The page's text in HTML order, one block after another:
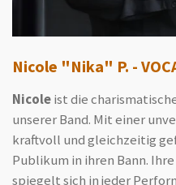
Nicole "Nika" P. -
Nicoleist die
unserer Band. Mit einer
kraftvoll und gleichzeitig
Publikum in ihren Bann.
spiegelt sich in jeder